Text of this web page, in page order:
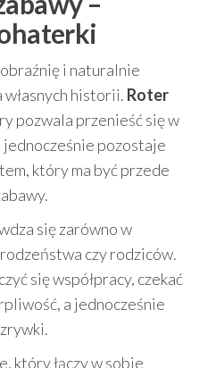
i naturalnie
historii. Roter
pozwala przenieść się w
pozostaje
który ma być przede
się zarówno w
czy rodziców.
się współpracy, czekać
a jednocześnie
który łączy w sobie